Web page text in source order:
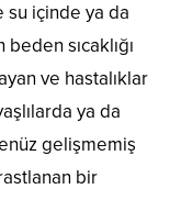
su içinde ya da
sıcaklığı
ve hastalıklar
ya da
gelişmemiş
bir